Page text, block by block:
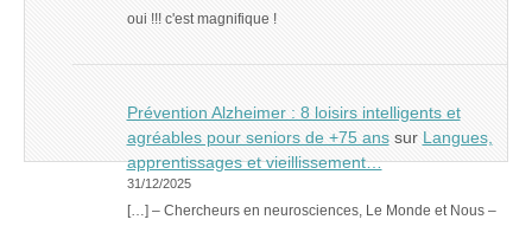
oui !!! c'est magnifique !
Prévention Alzheimer : 8 loisirs intelligents et
agréables pour seniors de +75 anssur Langues,
apprentissages et vieillissement…
31/12/2025
[…] – Chercheurs en neurosciences, Le Monde et Nous –